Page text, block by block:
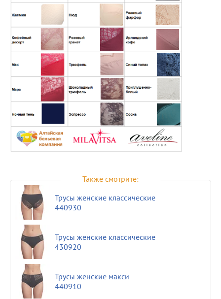
Также смотрите:
Трусы женские классические
440930
Трусы женские классические
430920
Трусы женские макси
440910